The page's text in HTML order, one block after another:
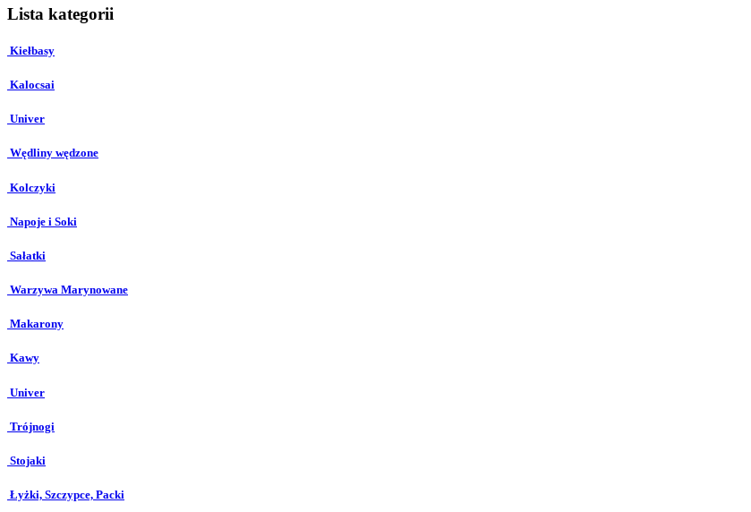
Lista kategorii
Kiełbasy
Kalocsai
Univer
Wędliny wędzone
Kolczyki
Napoje i Soki
Sałatki
Warzywa Marynowane
Makarony
Kawy
Univer
Trójnogi
Stojaki
Łyżki, Szczypce, Packi